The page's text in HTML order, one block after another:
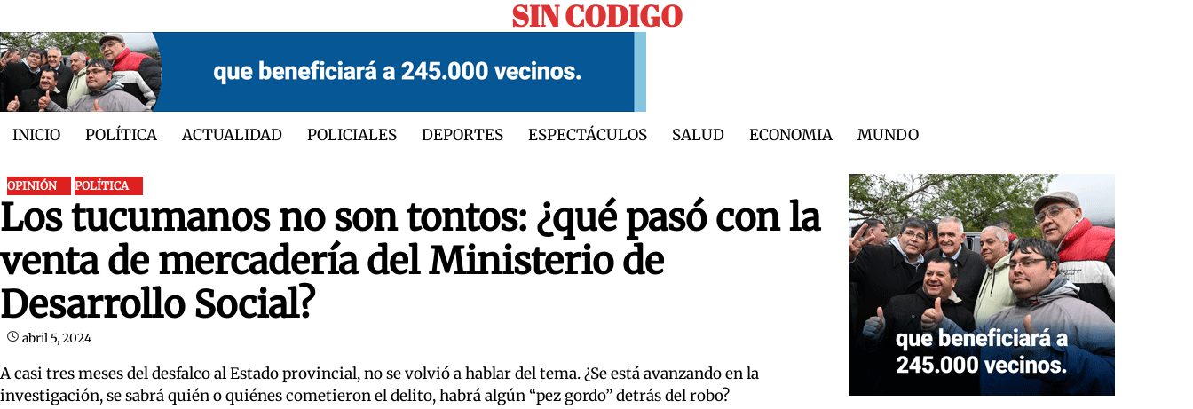
to
content
SIN CODIGO
INICIO POLÍTICA ACTUALIDAD POLICIALES DEPORTES ESPECTÁCULOS SALUD ECONOMIA MUNDO
OPINIÓN POLÍTICA
Los tucumanos no son tontos: ¿qué pasó con la
venta de mercadería del Ministerio de
Desarrollo Social?
abril 5, 2024
A casi tres meses del desfalco al Estado provincial, no se volvió a hablar del tema. ¿Se está avanzando en la
investigación, se sabrá quién o quiénes cometieron el delito, habrá algún “pez gordo” detrás del robo?